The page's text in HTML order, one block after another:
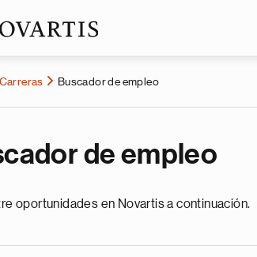
Carreras Buscador de empleo
de empleo
oportunidades en Novartis a continuación.